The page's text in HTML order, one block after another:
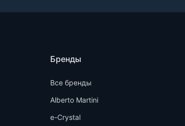
Бренды
Все бренды
Alberto Martini
e-Crystal